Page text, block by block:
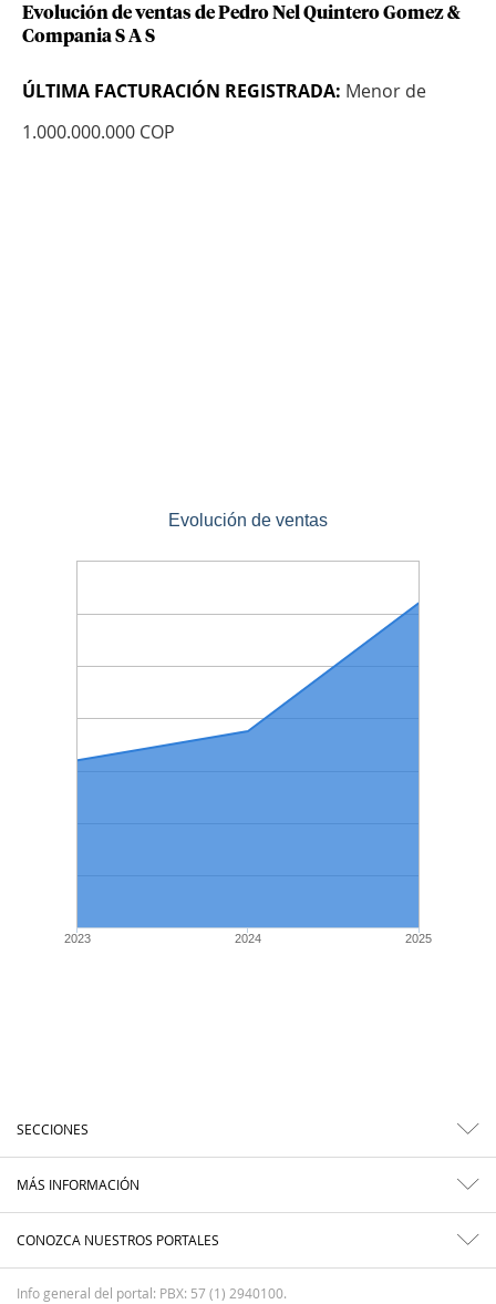
Evolución de ventas de Pedro Nel Quintero Gomez &
Compania S A S
ÚLTIMA FACTURACIÓN REGISTRADA: Menor de
1.000.000.000 COP
Evolución de ventas
2023 2024 2025
SECCIONES
MÁS INFORMACIÓN
CONOZCA NUESTROS PORTALES
Info general del portal: PBX: 57 (1) 2940100.